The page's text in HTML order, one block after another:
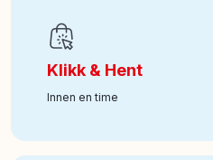
Art nr:118-960-2509
Klikk & Hent
Innen en time